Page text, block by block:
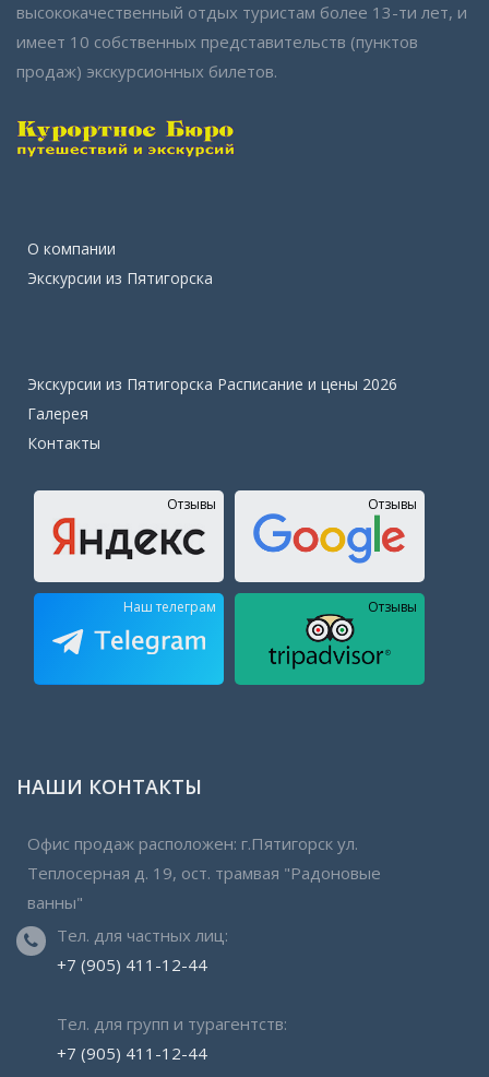
высококачественный отдых туристам более 13-ти лет, и
имеет 10 собственных представительств (пунктов
продаж) экскурсионных билетов.
О компании
Экскурсии из Пятигорска
Экскурсии из Пятигорска Расписание и цены 2026
Галерея
Контакты
Отзывы Отзывы
Наш телеграм Отзывы
НАШИ КОНТАКТЫ
Офис продаж расположен: г.Пятигорск ул.
Теплосерная д. 19, ост. трамвая "Радоновые
ванны"
Тел. для частных лиц:
+7 (905) 411-12-44
Тел. для групп и турагентств:
+7 (905) 411-12-44